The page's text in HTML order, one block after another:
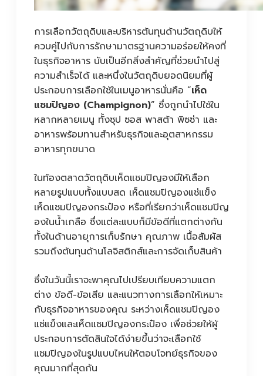
การเลือกวัตถุดิบและบริหารต้นทุนด้านวัตถุดิบให้
ควบคู่ไปกับการรักษามาตรฐานความอร่อยให้คงที่
ในธุรกิจอาหาร นับเป็นอีกสิ่งสำคัญที่ช่วยนำไปสู่
ความสำเร็จได้ และหนึ่งในวัตถุดิบยอดนิยมที่ผู้
ประกอบการเลือกใช้ในเมนูอาหารนั่นคือ “เห็ด
แชมปิญอง (Champignon)” ซึ่งถูกนำไปใช้ใน
หลากหลายเมนู ทั้งซุป ซอส พาสต้า พิซซ่า และ
อาหารพร้อมทานสำหรับธุรกิจและอุตสาหกรรม
อาหารทุกขนาด
ในท้องตลาดวัตถุดิบเห็ดแชมปิญองมีให้เลือก
หลายรูปแบบทั้งแบบสด เห็ดแชมปิญองแช่แข็ง
เห็ดแชมปิญองกระป๋อง หรือที่เรียกว่าเห็ดแชมปิญ
องในน้ำเกลือ ซึ่งแต่ละแบบก็มีข้อดีที่แตกต่างกัน
ทั้งในด้านอายุการเก็บรักษา คุณภาพ เนื้อสัมผัส
รวมถึงต้นทุนด้านโลจิสติกส์และการจัดเก็บสินค้า
ซึ่งในวันนี้เราจะพาคุณไปเปรียบเทียบความแตก
ต่าง ข้อดี-ข้อเสีย และแนวทางการเลือกให้เหมาะ
กับธุรกิจอาหารของคุณ ระหว่างเห็ดแชมปิญอง
แช่แข็งและเห็ดแชมปิญองกระป๋อง เพื่อช่วยให้ผู้
ประกอบการตัดสินใจได้ง่ายขึ้นว่าจะเลือกใช้
แชมปิญองในรูปแบบไหนให้ตอบโจทย์ธุรกิจของ
คุณมากที่สุดกัน